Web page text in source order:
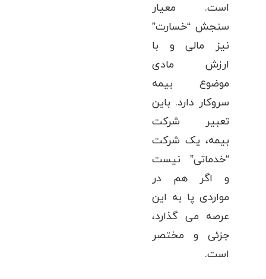
است. معیار
سنجش “خسارت”
نیز مالی و با
ارزش مادی
موضوع بیمه
سروکار دارد. باین
تعبیر شرکت
بیمه، یک شرکت
“خدماتی” نیست
و اگر هم در
مواردی پا به این
عرصه می گذارد،
جزئی و مختصر
است.